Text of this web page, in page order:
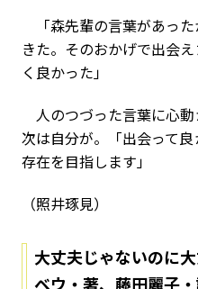
「森先輩の言葉があっ
きた。そのおかげで出会
く良かった」
人のつづった言葉に心動
次は自分が。「出会って
存在を目指します」
（照井琢見）
大丈夫じゃないのに
ベウ・著、藤田麗子